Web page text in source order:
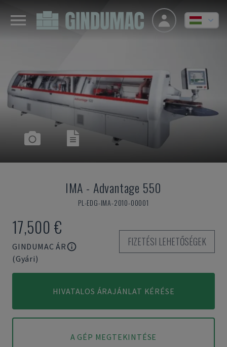
IMA - Advantage 550
PL-EDG-IMA-2010-00001
17,500 €
GINDUMAC ÁR
(Gyári)
FIZETÉSI LEHETŐSÉGEK
HIVATALOS ÁRAJÁNLAT KÉRÉSE
A GÉP MEGTEKINTÉSE